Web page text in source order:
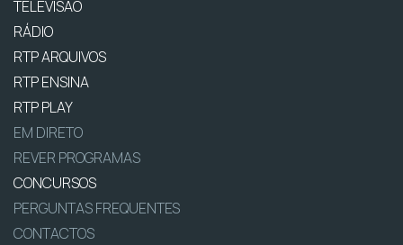
TELEVISÃO
RÁDIO
RTP ARQUIVOS
RTP ENSINA
RTP PLAY
EM DIRETO
REVER PROGRAMAS
CONCURSOS
PERGUNTAS FREQUENTES
CONTACTOS